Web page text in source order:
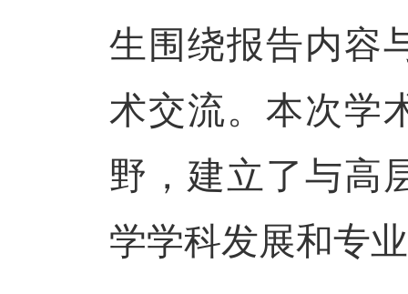
生围绕报告内容
术交流。本次学
野，建立了与高
学学科发展和专